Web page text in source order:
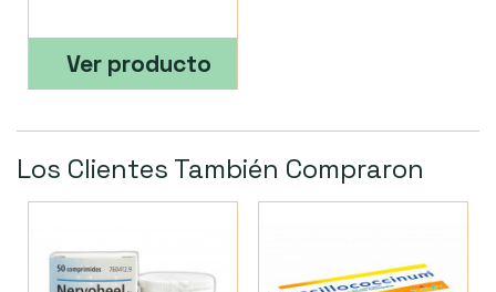
Ver producto
Los Clientes También Compraron